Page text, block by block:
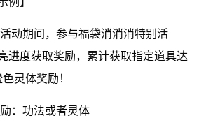
动期间，参与福袋消消消特别活
进度获取奖励，累计获取指定道具达
灵体奖励！
：功法或者灵体